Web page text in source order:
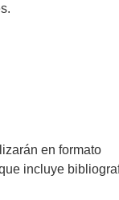
en formato
incluye